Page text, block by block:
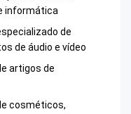
informática
de
de áudio e vídeo
artigos de
cosméticos,